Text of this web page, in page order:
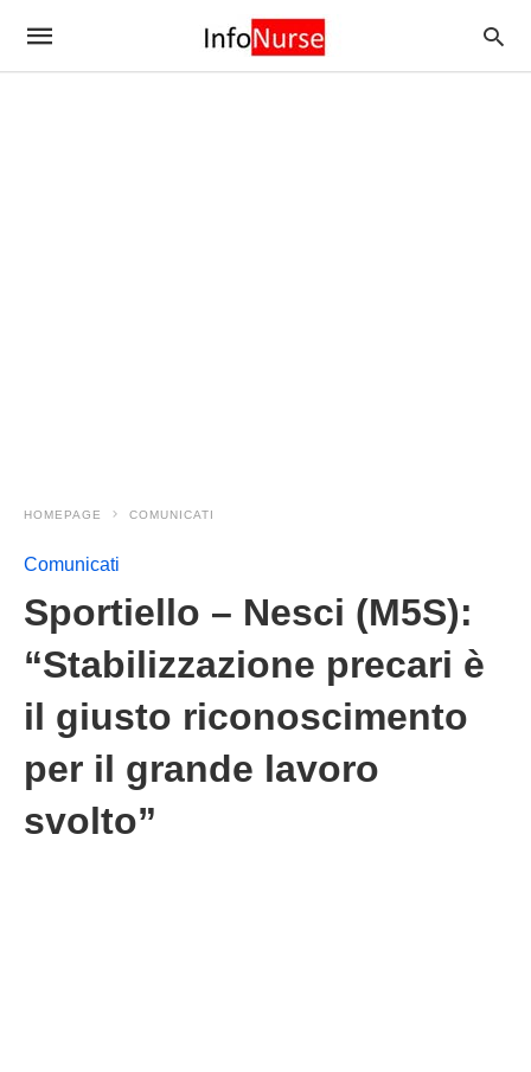
HOMEPAGE COMUNICATI
Comunicati
Sportiello – Nesci (M5S):
“Stabilizzazione precari è
il giusto riconoscimento
per il grande lavoro
svolto”